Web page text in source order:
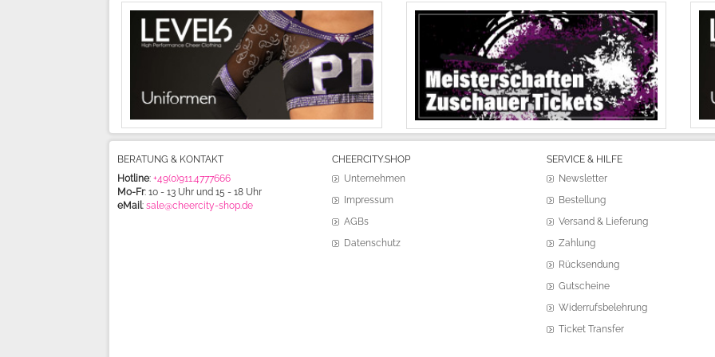
BERATUNG & KONTAKT
Hotline: +49(0)911.4777666
Mo-Fr: 10 - 13 Uhr und 15 - 18 Uhr
eMail: sale@cheercity-shop.de
CHEERCITY.SHOP
Unternehmen
Impressum
AGBs
Datenschutz
SERVICE & HILFE
Newsletter
Bestellung
Versand & Lieferung
Zahlung
Rücksendung
Gutscheine
Widerrufsbelehrung
Ticket Transfer